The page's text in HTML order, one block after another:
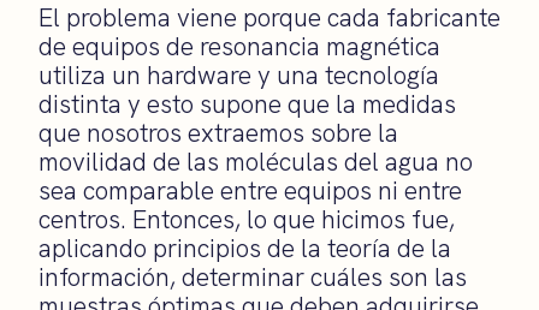
El problema viene porque cada fabricante
de equipos de resonancia magnética
utiliza un hardware y una tecnología
distinta y esto supone que la medidas
que nosotros extraemos sobre la
movilidad de las moléculas del agua no
sea comparable entre equipos ni entre
centros. Entonces, lo que hicimos fue,
aplicando principios de la teoría de la
información, determinar cuáles son las